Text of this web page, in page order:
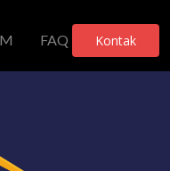
FAQ Kontak